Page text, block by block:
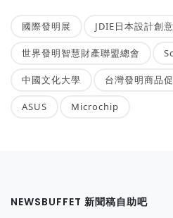
國際發明展 JDIE日本設計創
世界發明智慧財產聯盟總會
中國文化大學 台灣發明商品
ASUS Microchip
NEWSBUFFET 新聞稿自助吧